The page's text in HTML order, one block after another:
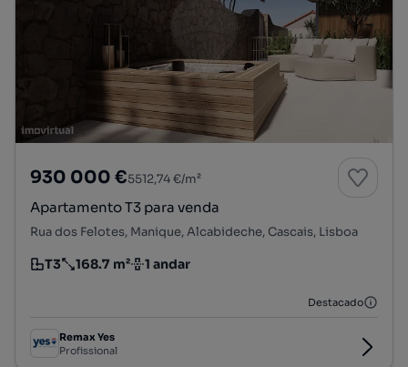
930 000 €5512,74 €/m²
Apartamento T3 para venda
Rua dos Felotes, Manique, Alcabideche, Cascais, Lisboa
Tipologia
T3
Preço por metro quadrado
168.7 m²
Andar 1 andar
Destacado
Remax Yes
Profissional